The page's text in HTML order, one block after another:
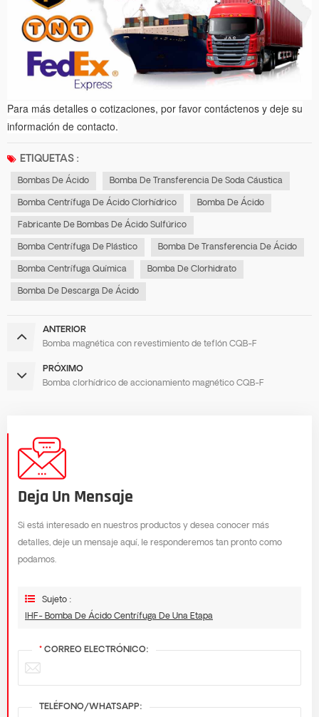
Para más detalles o cotizaciones, por favor contáctenos y deje su
información de contacto.
ETIQUETAS :
Bombas De Ácido Bomba De Transferencia De Soda Cáustica
Bomba Centrífuga De Ácido Clorhídrico Bomba De Ácido
Fabricante De Bombas De Ácido Sulfúrico
Bomba Centrífuga De Plástico Bomba De Transferencia De Ácido
Bomba Centrífuga Química Bomba De Clorhidrato
Bomba De Descarga De Ácido
ANTERIOR
Bomba magnética con revestimiento de teflón CQB-F
PRÓXIMO
Bomba clorhídrico de accionamiento magnético CQB-F
Deja Un Mensaje
Si está interesado en nuestros productos y desea conocer más
detalles, deje un mensaje aquí, le responderemos tan pronto como
podamos.
Sujeto :
IHF- Bomba De Ácido Centrífuga De Una Etapa
* CORREO ELECTRÓNICO:
TELÉFONO/WHATSAPP: